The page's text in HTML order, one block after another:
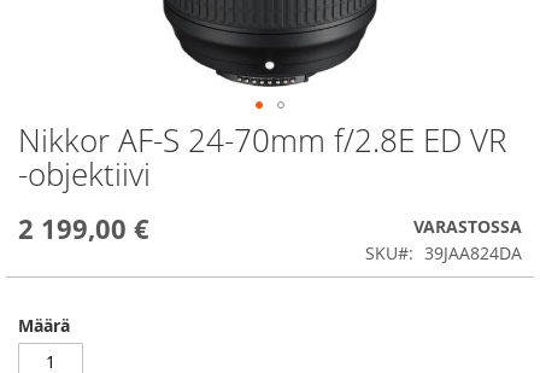
Nikkor AF-S 24-70mm f/2.8E ED VR
-objektiivi
2 199,00 €
VARASTOSSA
SKU
39JAA824DA
Määrä
Skip
to
the
of